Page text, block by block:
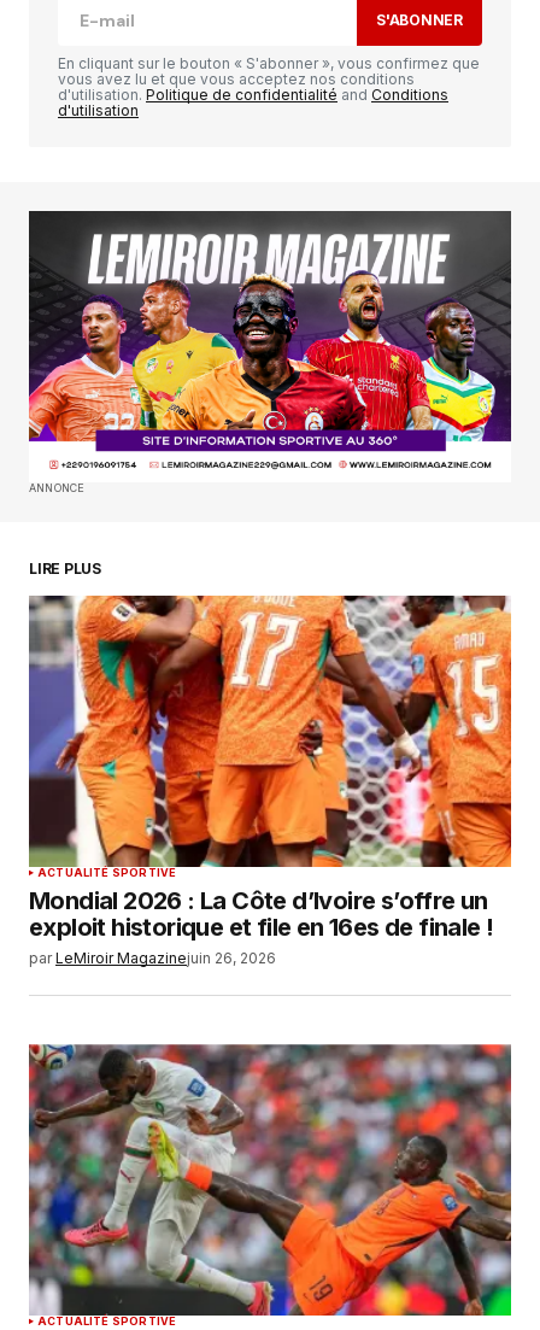
Your E-mail*
Enregistrer mon nom, mon e-mail et mon
site dans le navigateur pour mon prochain
commentaire.
SUBMIT COMMENT
S'ABONNER
En cliquant sur le bouton « S'abonner », vous confirmez que
vous avez lu et que vous acceptez nos conditions
d'utilisation. Politique de confidentialité and Conditions
d'utilisation
ANNONCE
LIRE PLUS
ACTUALITÉ SPORTIVE
Mondial 2026 : La Côte d’Ivoire s’offre un
exploit historique et file en 16es de finale !
par LeMiroir Magazinejuin 26, 2026
ACTUALITÉ SPORTIVE